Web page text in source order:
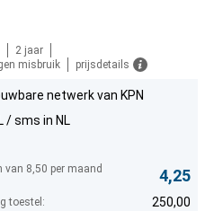
2 jaar
misbruik
prijsdetails
netwerk van KPN
/ sms in NL
van 8,50 per maand
4,25
toestel: 250,00